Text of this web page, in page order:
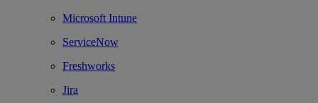
Microsoft Intune
ServiceNow
Freshworks
Jira